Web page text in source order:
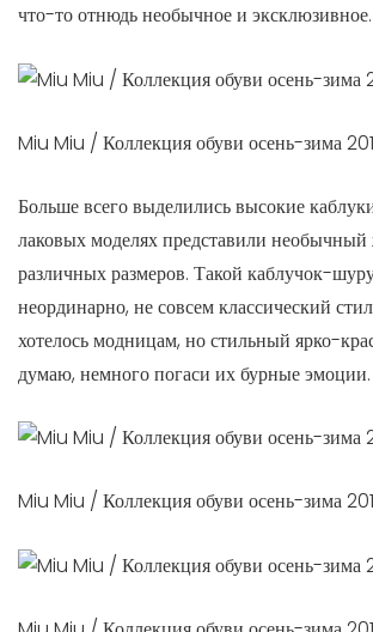
что-то отнюдь необычное и эксклюзивное.
Miu Miu / Коллекция обуви осень-зима
Больше всего выделились высокие
лаковых моделях представили
различных размеров. Такой каблучок-
неординарно, не совсем классический
хотелось модницам, но стильный ярко-
думаю, немного погаси их бурные эмоции.
Miu Miu / Коллекция обуви осень-зима